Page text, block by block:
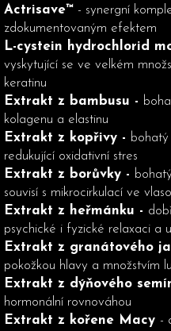
Actrisave™ - synergní
zdokumentovaným efektem
L-cystein hydrochlorid
vyskytující se ve velkém
keratinu
Extrakt z bambusu -
kolagenu a elastinu
Extrakt z kopřivy -
redukující oxidativní stres
Extrakt z borůvky -
souvisí s mikrocirkulací ve
Extrakt z heřmánku -
psychické i fyzické relaxaci a
Extrakt z granátového
pokožkou hlavy a množstvím
Extrakt z dýňového
hormonální rovnováhou
Extrakt z kořene Macy -